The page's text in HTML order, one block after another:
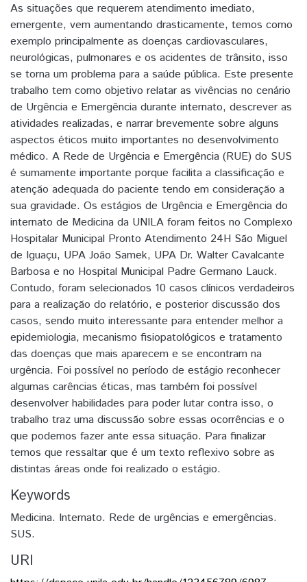
As situações que requerem atendimento imediato,
emergente, vem aumentando drasticamente, temos como
exemplo principalmente as doenças cardiovasculares,
neurológicas, pulmonares e os acidentes de trânsito, isso
se torna um problema para a saúde pública. Este presente
trabalho tem como objetivo relatar as vivências no cenário
de Urgência e Emergência durante internato, descrever as
atividades realizadas, e narrar brevemente sobre alguns
aspectos éticos muito importantes no desenvolvimento
médico. A Rede de Urgência e Emergência (RUE) do SUS
é sumamente importante porque facilita a classificação e
atenção adequada do paciente tendo em consideração a
sua gravidade. Os estágios de Urgência e Emergência do
internato de Medicina da UNILA foram feitos no Complexo
Hospitalar Municipal Pronto Atendimento 24H São Miguel
de Iguaçu, UPA João Samek, UPA Dr. Walter Cavalcante
Barbosa e no Hospital Municipal Padre Germano Lauck.
Contudo, foram selecionados 10 casos clínicos verdadeiros
para a realização do relatório, e posterior discussão dos
casos, sendo muito interessante para entender melhor a
epidemiologia, mecanismo fisiopatológicos e tratamento
das doenças que mais aparecem e se encontram na
urgência. Foi possível no período de estágio reconhecer
algumas carências éticas, mas também foi possível
desenvolver habilidades para poder lutar contra isso, o
trabalho traz uma discussão sobre essas ocorrências e o
que podemos fazer ante essa situação. Para finalizar
temos que ressaltar que é um texto reflexivo sobre as
distintas áreas onde foi realizado o estágio.
Keywords
Medicina. Internato. Rede de urgências e emergências.
SUS.
URI